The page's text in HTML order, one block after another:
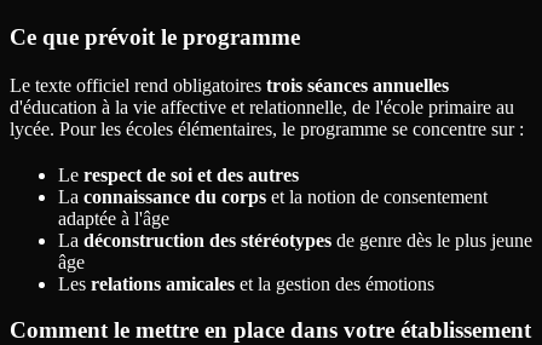
Ce que prévoit le programme
Le texte officiel rend obligatoires trois séances annuelles
d'éducation à la vie affective et relationnelle, de l'école primaire au
lycée. Pour les écoles élémentaires, le programme se concentre sur :
Le respect de soi et des autres
La connaissance du corps et la notion de consentement
adaptée à l'âge
La déconstruction des stéréotypes de genre dès le plus jeune
âge
Les relations amicales et la gestion des émotions
Comment le mettre en place dans votre établissement